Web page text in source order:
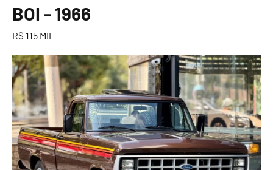
BOI - 1966
R$ 115 MIL